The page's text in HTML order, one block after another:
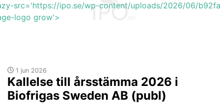
src='https://ipo.se/wp-content/uploads/2026/06/
logo grow'>
1 jun 2026
Kallelse till årsstämma 2026 i
Biofrigas Sweden AB (publ)